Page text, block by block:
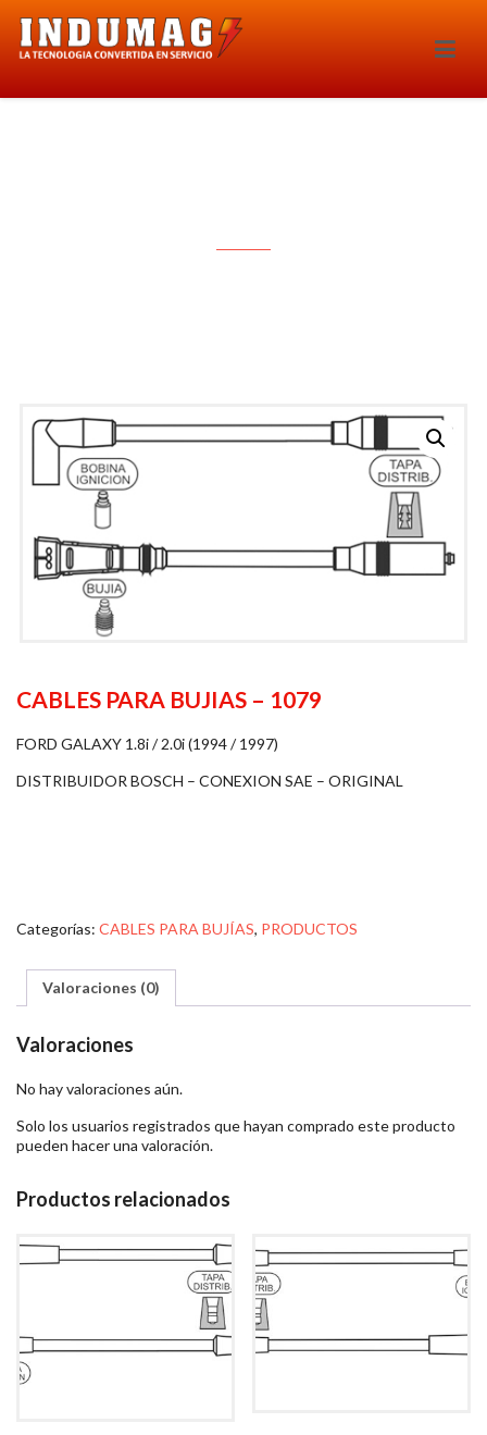
CABLES PARA BUJIAS – 1079
FORD GALAXY 1.8i / 2.0i (1994 / 1997)
DISTRIBUIDOR BOSCH – CONEXION SAE – ORIGINAL
Categorías: CABLES PARA BUJÍAS, PRODUCTOS
Valoraciones (0)
Valoraciones
No hay valoraciones aún.
Solo los usuarios registrados que hayan comprado este producto
pueden hacer una valoración.
Productos relacionados